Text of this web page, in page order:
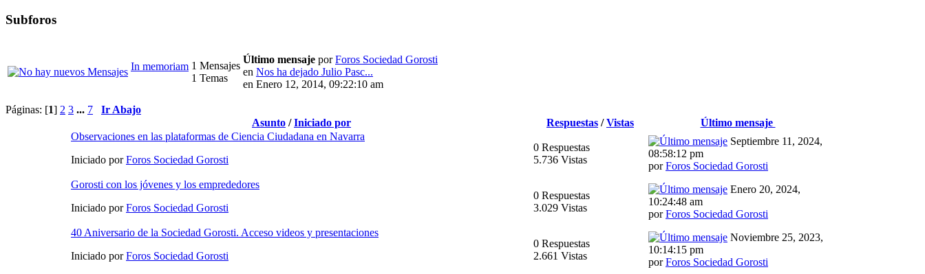
Subforos
In memoriam 1 Mensajes
1 Temas
Último mensaje porForos Sociedad Gorosti
en Nos ha dejado Julio Pasc...
en Enero 12, 2014, 09:22:10 am
Páginas: [1] 2 3 ... 7
Ir Abajo
Asunto /Iniciado por Respuestas /Vistas
Último mensaje
Observaciones en las plataformas de Ciencia Ciudadana en Navarra
Iniciado porForos Sociedad Gorosti
0 Respuestas
5.736 Vistas
Septiembre 11, 2024,
08:58:12 pm
porForos Sociedad Gorosti
Gorosti con los jóvenes y los emprededores
Iniciado porForos Sociedad Gorosti
0 Respuestas
3.029 Vistas
Enero 20, 2024,
10:24:48 am
porForos Sociedad Gorosti
40 Aniversario de la Sociedad Gorosti. Acceso videos y presentaciones
Iniciado porForos Sociedad Gorosti
0 Respuestas
2.661 Vistas
Noviembre 25, 2023,
10:14:15 pm
porForos Sociedad Gorosti